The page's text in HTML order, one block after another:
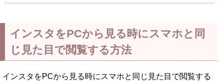
インスタをPCから見る時にスマホと同
じ見た目で閲覧する方法
インスタをPCから見る時にスマホと同じ見た目で閲覧する